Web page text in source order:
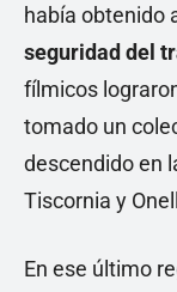
había obtenido
seguridad del
fílmicos
tomado un
descendido en
Tiscornia y
En ese último